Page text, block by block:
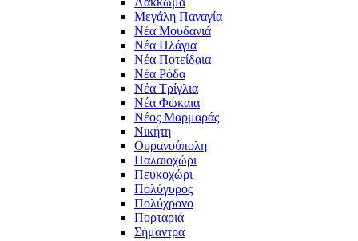
Μεγάλη Παναγία
Νέα Μουδανιά
Νέα Πλάγια
Νέα Ποτείδαια
Νέα Ρόδα
Νέα Τρίγλια
Νέα Φώκαια
Νέος Μαρμαράς
Νικήτη
Ουρανούπολη
Παλαιοχώρι
Πευκοχώρι
Πολύγυρος
Πολύχρονο
Πορταριά
Σήμαντρα